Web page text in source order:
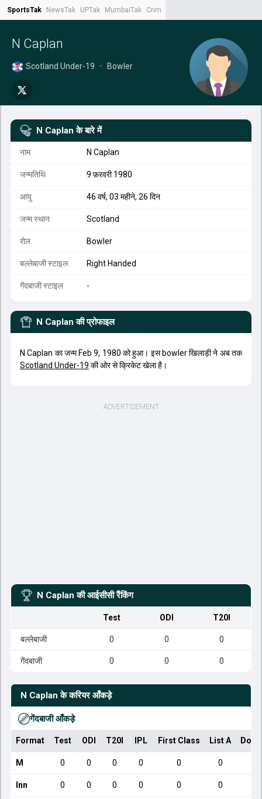
SportsTak NewsTak UPTak MumbaiTak CrimeTak
N Caplan
Scotland Under-19 • Bowler
N Caplan के बारे में
नाम N Caplan
जन्मतिथि 9 फ़रवरी 1980
आयु 46 वर्ष, 03 महीने, 26 दिन
जन्म स्थान Scotland
रोल Bowler
बल्लेबाजी स्टाइल Right Handed
गेंदबाजी स्टाइल -
N Caplan की प्रोफाइल
N Caplan का जन्म Feb 9, 1980 को हुआ। इस bowler खिलाड़ी ने अब तक
Scotland Under-19 की ओर से क्रिकेट खेला है।
N Caplan की आईसीसी रैंकिंग
Test ODI T20I
बल्लेबाजी 0 0 0
गेंदबाजी 0 0 0
N Caplan के करियर आँकड़े
गेंदबाजी आँकड़े
Format Test ODI T20I IPL First Class List A
M 0 0 0 0 0 0
Inn 0 0 0 0 0 0